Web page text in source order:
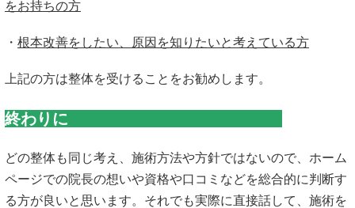
をお持ちの方
・ 根本改善をしたい、原因を知りたいと考えている方
上記の方は整体を受けることをお勧めします。
終わりに
どの整体も同じ考え、施術方法や方針ではないので、ホーム
ページでの院長の想いや資格や口コミなどを総合的に判断す
る方が良いと思います。それでも実際に直接話して、施術を